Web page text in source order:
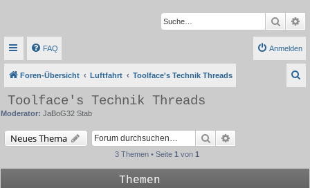
Suche
FAQ Anmelden
Foren-Übersicht Luftfahrt Toolface's Technik Threads
Toolface's Technik Threads
Moderator: JaBoG32 Stab
Neues Thema Suche
3 Themen • Seite 1 von 1
Themen